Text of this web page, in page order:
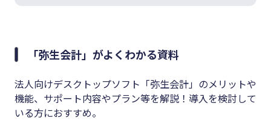
「弥生会計」がよくわかる資料
法人向けデスクトップソフト「弥生会計」のメリットや
機能、サポート内容やプラン等を解説！導入を検討して
いる方におすすめ。